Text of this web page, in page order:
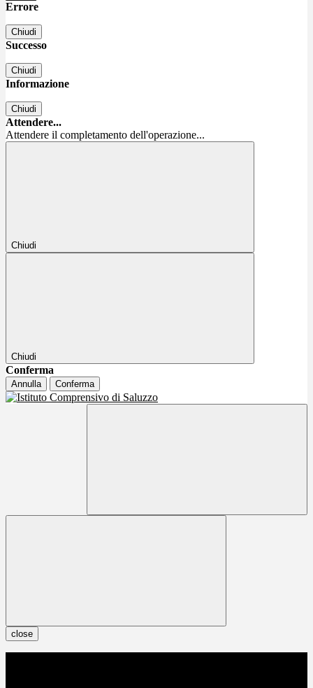
Errore
Chiudi
Successo
Chiudi
Informazione
Chiudi
Attendere...
Attendere il completamento dell'operazione...
Chiudi
Chiudi
Conferma
Annulla Conferma
close